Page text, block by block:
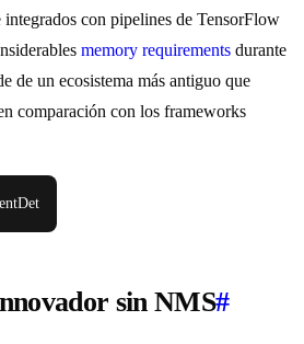
integrados con pipelines de TensorFlow
memory requirements durante
de un ecosistema más antiguo que
comparación con los frameworks
sin NMS#